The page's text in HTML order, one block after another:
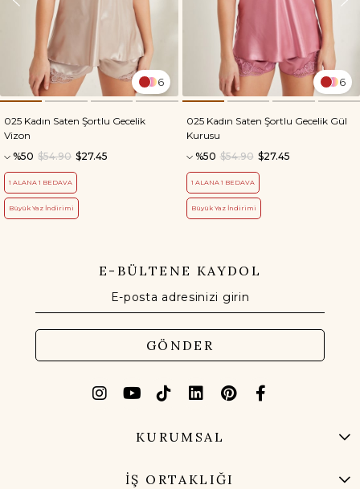
6
025 Kadın Saten Şortlu Gecelik
Vizon
%50
$27.45
$54.90
1 ALANA 1 BEDAVA
Büyük Yaz İndirimi
6
025 Kadın Saten Şortlu Gecelik Gül
Kurusu
%50
$27.45
$54.90
1 ALANA 1 BEDAVA
Büyük Yaz İndirimi
E-BÜLTENE KAYDOL
GÖNDER
KURUMSAL
İŞ ORTAKLIĞI